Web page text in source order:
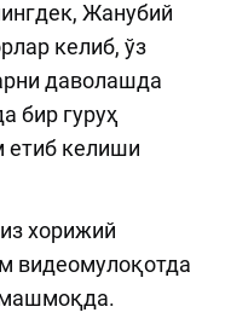
Жанубий
келиб, ўз
даволашда
бир гуруҳ
етиб келиши
хорижий
видеомулоқотда